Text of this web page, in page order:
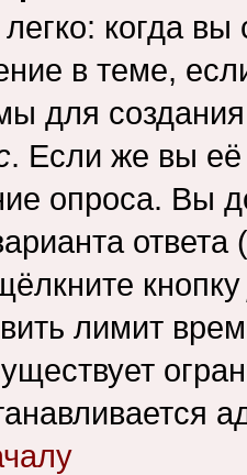
когда
в теме,
для
. Если же вы её
опроса. Вы
ответа
лимит